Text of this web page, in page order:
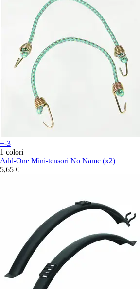
+-3
1 colori
Add-One Mini-tensori No Name (x2)
5,65 €